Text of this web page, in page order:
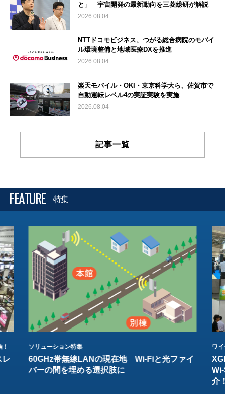
と」 宇宙開発の最新動向を三菱総研が解説
2026.08.04
NTTドコモビジネス、つがる総合病院のモバイ
ル環境整備と地域医療DXを推進
2026.08.04
楽天モバイル・OKI・東京科学大ら、佐賀市で
自動運転レベル4の実証実験を実施
2026.08.04
記事一覧
FEATURE 特集
レ
ソリューション特集
60GHz帯無線LANの現在地 Wi-Fiと光ファイ
バーの間を埋める選択肢に
ワ
介